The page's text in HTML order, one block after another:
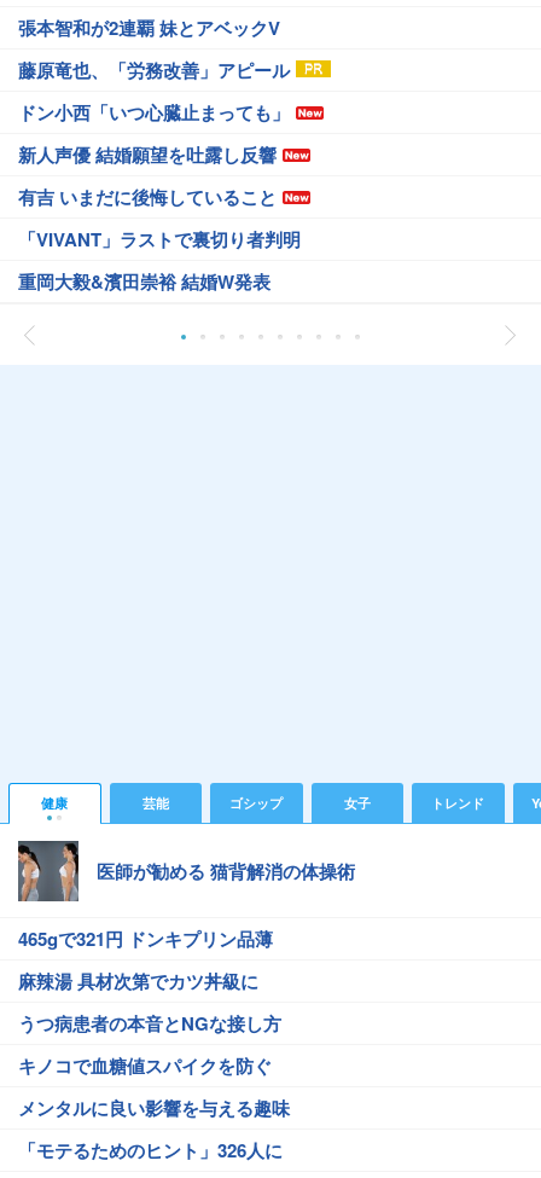
張本智和が2連覇 妹とアベックV
藤原竜也、「労務改善」アピール
ドン小西「いつ心臓止まっても」
新人声優 結婚願望を吐露し反響
有吉 いまだに後悔していること
「VIVANT」ラストで裏切り者判明
重岡大毅&濱田崇裕 結婚W発表
健康 芸能 ゴシップ 女子 トレンド
医師が勧める 猫背解消の体操術
465gで321円 ドンキプリン品薄
麻辣湯 具材次第でカツ丼級に
うつ病患者の本音とNGな接し方
キノコで血糖値スパイクを防ぐ
メンタルに良い影響を与える趣味
「モテるためのヒント」326人に